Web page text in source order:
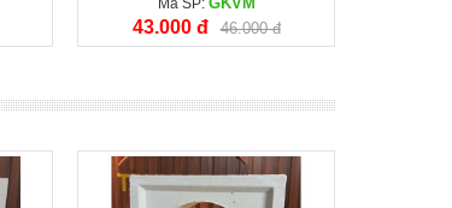
Mã SP:
43.000 đ 46.000 đ